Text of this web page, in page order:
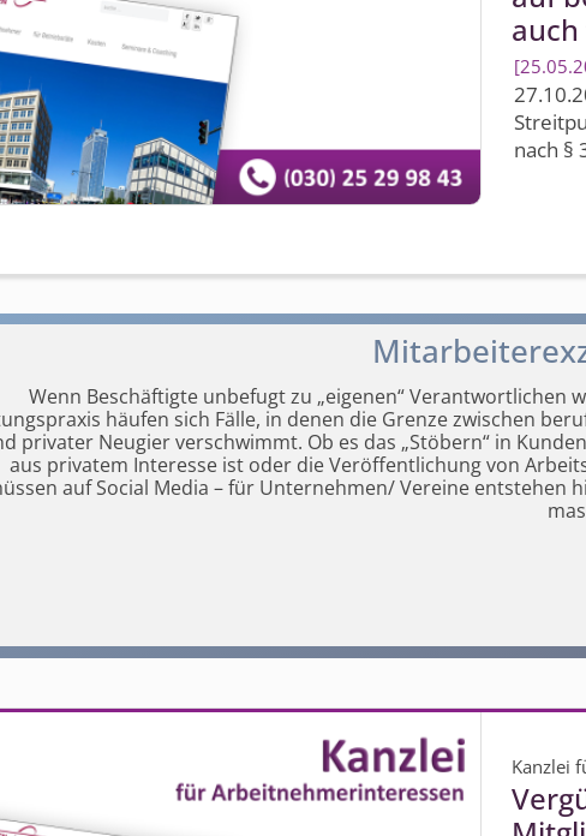
nach §
Wenn Beschäftigte unbefugt zu „eigenen“ Verantwortlichen
häufen sich Fälle, in denen die Grenze zwischen
privater Neugier verschwimmt. Ob es das „Stöbern“ in
aus privatem Interesse ist oder die Veröffentlichung von
auf Social Media – für Unternehmen/ Vereine entstehen
Kanzlei